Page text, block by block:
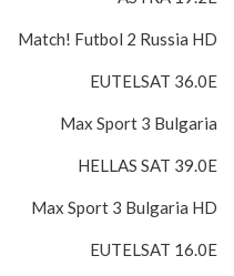
Match! Futbol 2 Russia HD
EUTELSAT 36.0E
Max Sport 3 Bulgaria
HELLAS SAT 39.0E
Max Sport 3 Bulgaria HD
EUTELSAT 16.0E